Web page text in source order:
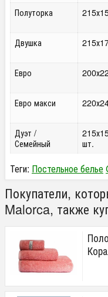
Полуторка
Двушка
Евро
Евро макси
Дуэт /
Семейный
шт.
Теги: Постельное белье
Покупатели,
Malorca, также